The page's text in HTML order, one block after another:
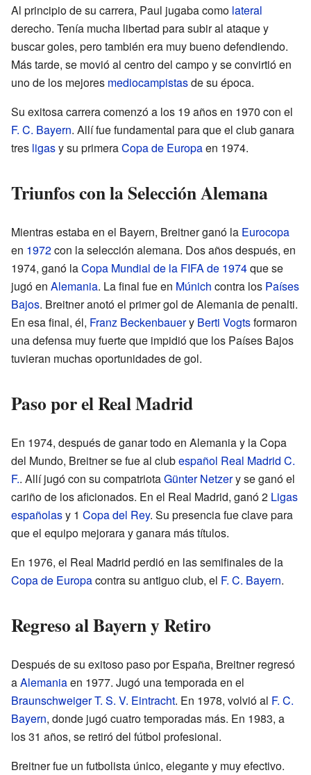
Al principio de su carrera, Paul jugaba como lateral
derecho. Tenía mucha libertad para subir al ataque y
buscar goles, pero también era muy bueno defendiendo.
Más tarde, se movió al centro del campo y se convirtió en
uno de los mejores mediocampistasde su época.
Su exitosa carrera comenzó a los 19 años en 1970 con el
F. C. Bayern. Allí fue fundamental para que el club ganara
tres ligasy su primeraCopa de Europaen 1974.
Triunfos con la Selección Alemana
Mientras estaba en el Bayern, Breitner ganó la Eurocopa
en 1972con la selección alemana. Dos años después, en
1974, ganó laCopa Mundial de la FIFA de 1974que se
jugó en Alemania. La final fue en Múnich contra los Países
Bajos. Breitner anotó el primer gol de Alemania de penalti.
En esa final, él, Franz Beckenbauery Berti Vogtsformaron
una defensa muy fuerte que impidió que los Países Bajos
tuvieran muchas oportunidades de gol.
Paso por el Real Madrid
En 1974, después de ganar todo en Alemania y la Copa
del Mundo, Breitner se fue al clubespañol Real Madrid C.
F.. Allí jugó con su compatriotaGünter Netzery se ganó el
cariño de los aficionados. En el Real Madrid, ganó 2 Ligas
españolasy 1 Copa del Rey. Su presencia fue clave para
que el equipo mejorara y ganara más títulos.
En 1976, el Real Madrid perdió en las semifinales de la
Copa de Europacontra su antiguo club, el F. C. Bayern.
Regreso al Bayern y Retiro
Después de su exitoso paso por España, Breitner regresó
aAlemaniaen 1977. Jugó una temporada en el
Braunschweiger T. S. V. Eintracht. En 1978, volvió al F. C.
Bayern, donde jugó cuatro temporadas más. En 1983, a
los 31 años, se retiró del fútbol profesional.
Breitner fue un futbolista único, elegante y muy efectivo.